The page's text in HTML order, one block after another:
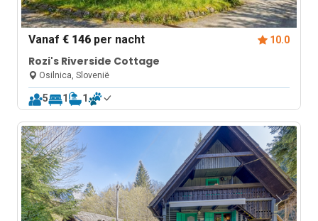
Vanaf€ 146 per nacht 10.0
Rozi's Riverside Cottage
Osilnica, Slovenië
5 1 1